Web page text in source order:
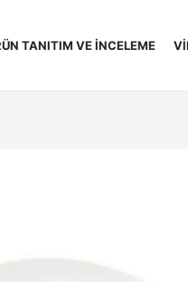
TANITIM VE İNCELEME